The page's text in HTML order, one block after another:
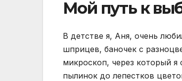
Мой путь к
В детстве я, Аня, очень
шприцев, баночек с
микроскоп, через который я
пылинок до лепестков